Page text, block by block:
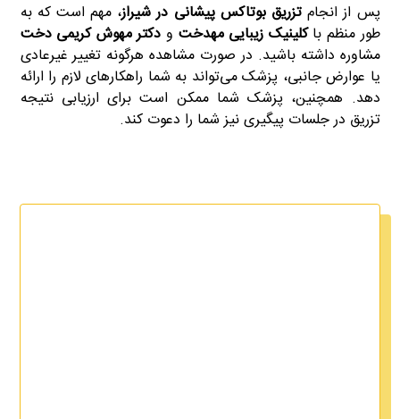
پس از انجامتزریقبوتاکس پیشانی در شیراز، مهم است که به‌
طور منظم باکلینیک زیبایی مهدخت و دکتر مهوش کریمی دخت
مشاوره داشته باشید. در صورت مشاهده هرگونه تغییر غیرعادی
یا عوارض جانبی، پزشک می‌تواند به شما راهکارهای لازم را ارائه
دهد. همچنین، پزشک شما ممکن است برای ارزیابی نتیجه
تزریق در جلسات پیگیری نیز شما را دعوت کند.